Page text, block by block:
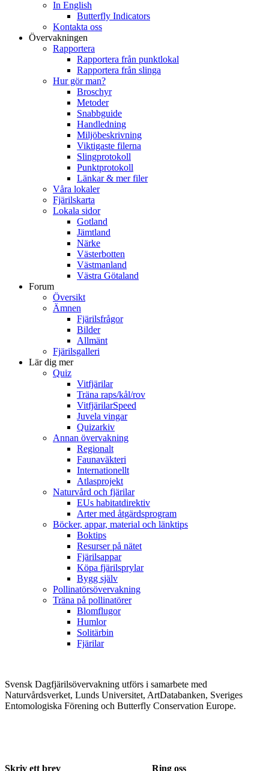
In English
Butterfly Indicators
Kontakta oss
Övervakningen
Rapportera
Rapportera från punktlokal
Rapportera från slinga
Hur gör man?
Broschyr
Metoder
Snabbguide
Handledning
Miljöbeskrivning
Viktigaste filerna
Slingprotokoll
Punktprotokoll
Länkar & mer filer
Våra lokaler
Fjärilskarta
Lokala sidor
Gotland
Jämtland
Närke
Västerbotten
Västmanland
Västra Götaland
Forum
Översikt
Ämnen
Fjärilsfrågor
Bilder
Allmänt
Fjärilsgalleri
Lär dig mer
Quiz
Vitfjärilar
Träna raps/kål/rov
VitfjärilarSpeed
Juvela vingar
Quizarkiv
Annan övervakning
Regionalt
Faunaväkteri
Internationellt
Atlasprojekt
Naturvård och fjärilar
EUs habitatdirektiv
Arter med åtgärdsprogram
Böcker, appar, material och länktips
Boktips
Resurser på nätet
Fjärilsappar
Köpa fjärilsprylar
Bygg själv
Pollinatörsövervakning
Träna på pollinatörer
Blomflugor
Humlor
Solitärbin
Fjärilar
Svensk Dagfjärilsövervakning utförs i samarbete med
Naturvårdsverket, Lunds Universitet, ArtDatabanken, Sveriges
Entomologiska Förening och Butterfly Conservation Europe.
Skriv ett brev Ring oss